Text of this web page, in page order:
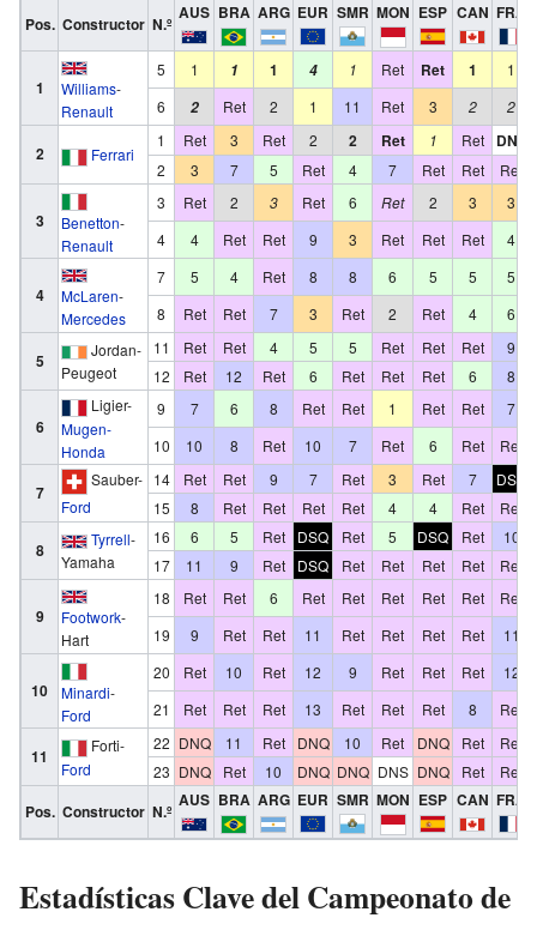
Pos. Constructor N.º
AUS BRA ARG EUR SMR MON ESP CAN FRA
1 Williams-
Renault
5 1 1 1 4 1 Ret Ret 1
1
6
2 Ret 2 1 11 Ret 3 2 2
2 Ferrari
1 Ret 3 Ret 2 2 Ret 1 Ret DNS
2 3 7 5 Ret 4 7 Ret Ret Ret
3 Benetton-
Renault
3 Ret 2 3 Ret 6 Ret 2 3
3
4
4 Ret Ret 9 3 Ret Ret Ret 4
4 McLaren-
Mercedes
7 5 4 Ret 8 8 6 5 5
5
8
Ret Ret 7 3 Ret 2 Ret 4 6
5
Jordan-
Peugeot
11 Ret Ret 4 5 5 Ret Ret Ret
9
12
Ret 12 Ret 6 Ret Ret Ret 6 8
6
Ligier-
Mugen-
Honda
9 7 6 8 Ret Ret 1 Ret Ret
7
10
10 8 Ret 10 7 Ret 6 Ret Ret
7
Sauber-
Ford
14 Ret Ret 9 7 Ret 3 Ret 7
DSQ
15
8 Ret Ret Ret Ret 4 4 Ret Ret
8
Tyrrell-
Yamaha
16 6 5 Ret DSQ Ret 5 DSQ Ret
10
17
11 9 Ret DSQ Ret Ret Ret Ret Ret
9 Footwork-
Hart
18 Ret Ret 6 Ret Ret Ret Ret Ret
Ret
19
9 Ret Ret 11 Ret Ret Ret Ret 11
10 Minardi-
Ford
20 Ret 10 Ret 12 9 Ret Ret Ret
12
21
Ret Ret Ret 13 Ret Ret Ret 8 Ret
11
Forti-
Ford
22 DNQ 11 Ret DNQ 10 Ret DNQ Ret Ret
23 DNQ Ret 10 DNQ DNQ DNS DNQ Ret Ret
Pos. Constructor N.º
AUS BRA ARG EUR SMR MON ESP CAN FRA
Estadísticas Clave del Campeonato de